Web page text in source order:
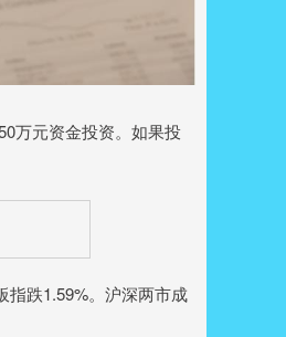
万元资金投资。如果投
跌1.59%。沪深两市成